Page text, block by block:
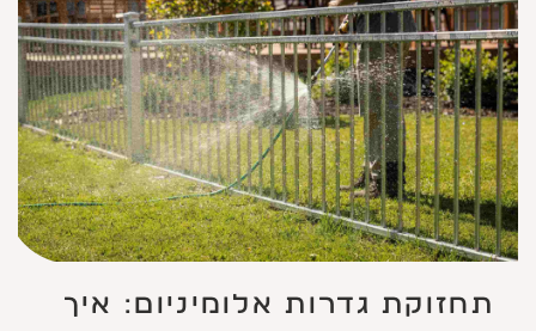
תחזוקת גדרות אלומיניום: איך